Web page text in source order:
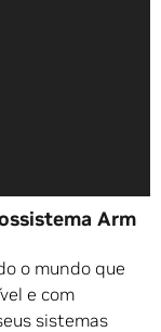
Arm
o mundo que
e com
sistemas